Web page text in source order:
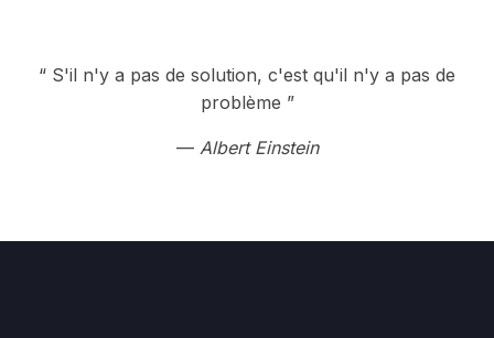
“ S'il n'y a pas de solution, c'est qu'il n'y a pas de
problème ”
— Albert Einstein